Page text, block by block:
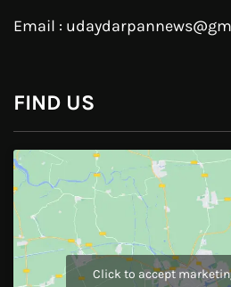
Instagram
JOIN US